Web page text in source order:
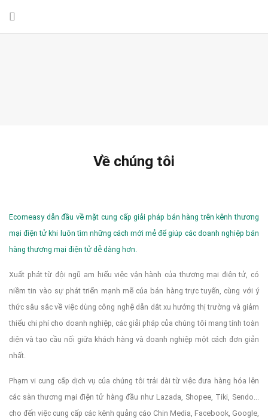
Về chúng tôi
Ecomeasy dẫn đầu về mặt cung cấp giải pháp bán hàng trên kênh thương
mại điện tử khi luôn tìm những cách mới mẻ để giúp các doanh nghiệp bán
hàng thương mại điện tử dễ dàng hơn.
Xuất phát từ đội ngũ am hiểu việc vận hành của thương mại điện tử, có
niềm tin vào sự phát triển mạnh mẽ của bán hàng trực tuyến, cùng với ý
thức sâu sắc về việc dùng công nghệ dẫn dắt xu hướng thị trường và giảm
thiểu chi phí cho doanh nghiệp, các giải pháp của chúng tôi mang tính toàn
diện và tạo cầu nối giữa khách hàng và doanh nghiệp một cách đơn giản
nhất.
Phạm vi cung cấp dịch vụ của chúng tôi trải dài từ việc đưa hàng hóa lên
các sàn thương mại điện tử hàng đầu như Lazada, Shopee, Tiki, Sendo...
cho đến việc cung cấp các kênh quảng cáo Chin Media, Facebook, Google,